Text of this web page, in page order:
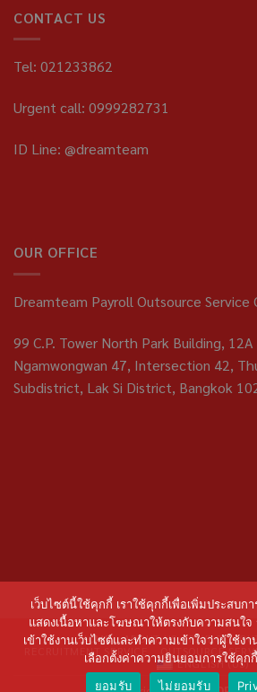
CONTACT US
Tel: 021233862
Urgent call: 0999282731
ID Line: @dreamteam
OUR OFFICE
Dreamteam Payroll Outsource Service
99 C.P. Tower North Park Building, 12A
Ngamwongwan 47, Intersection 42,
Subdistrict, Lak Si District, Bangkok
HOME ABOUT US
PAYROLL
RECRUITMENT SERVICE
OUTSOURCE
ENGLISH (US)
เว็บไซต์นี้ใช้คุกกี้ เราใช้คุกกี้เพื่อเพิ่มประสบก
แสดงเนื้อหาและโฆษณาให้ตรงกับความสนใจ
เข้าใช้งานเว็บไซต์และทำความเข้าใจว่าผู้ใช้
เลือกตั้งค่าความยินยอมการใช้คุก
ยอมรับ
ไม่ยอมรับ